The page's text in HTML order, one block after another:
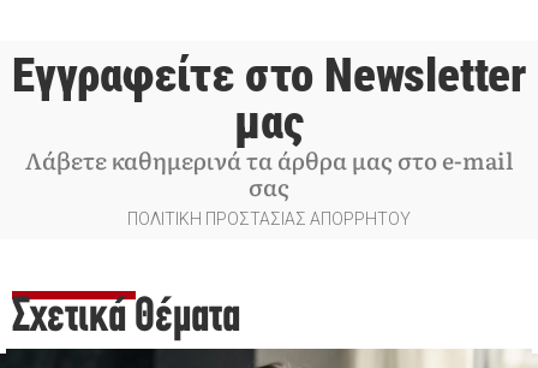
Εγγραφείτε στο Newsletter
μας
Λάβετε καθημερινά τα άρθρα μας στο e-mail
σας
ΠΟΛΙΤΙΚΗ ΠΡΟΣΤΑΣΙΑΣ ΑΠΟΡΡΗΤΟΥ
Σχετικά Θέματα